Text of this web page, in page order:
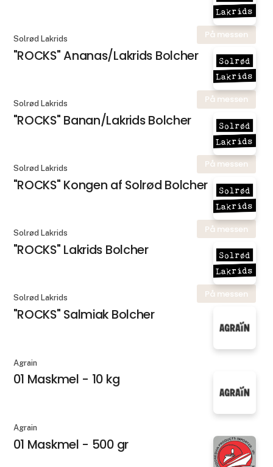
På messen
Solrød Lakrids
"ROCKS" Ananas/Lakrids Bolcher
På messen
Solrød Lakrids
"ROCKS" Banan/Lakrids Bolcher
På messen
Solrød Lakrids
"ROCKS" Kongen af Solrød Bolcher
På messen
Solrød Lakrids
"ROCKS" Lakrids Bolcher
På messen
Solrød Lakrids
"ROCKS" Salmiak Bolcher
Agrain
01 Maskmel - 10 kg
Agrain
01 Maskmel - 500 gr